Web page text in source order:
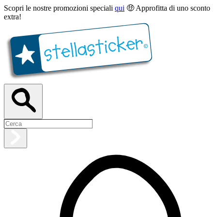
Scopri le nostre promozioni speciali qui 🤑 Approfitta di uno sconto
extra!